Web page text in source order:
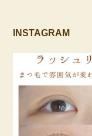
INSTAGRAM